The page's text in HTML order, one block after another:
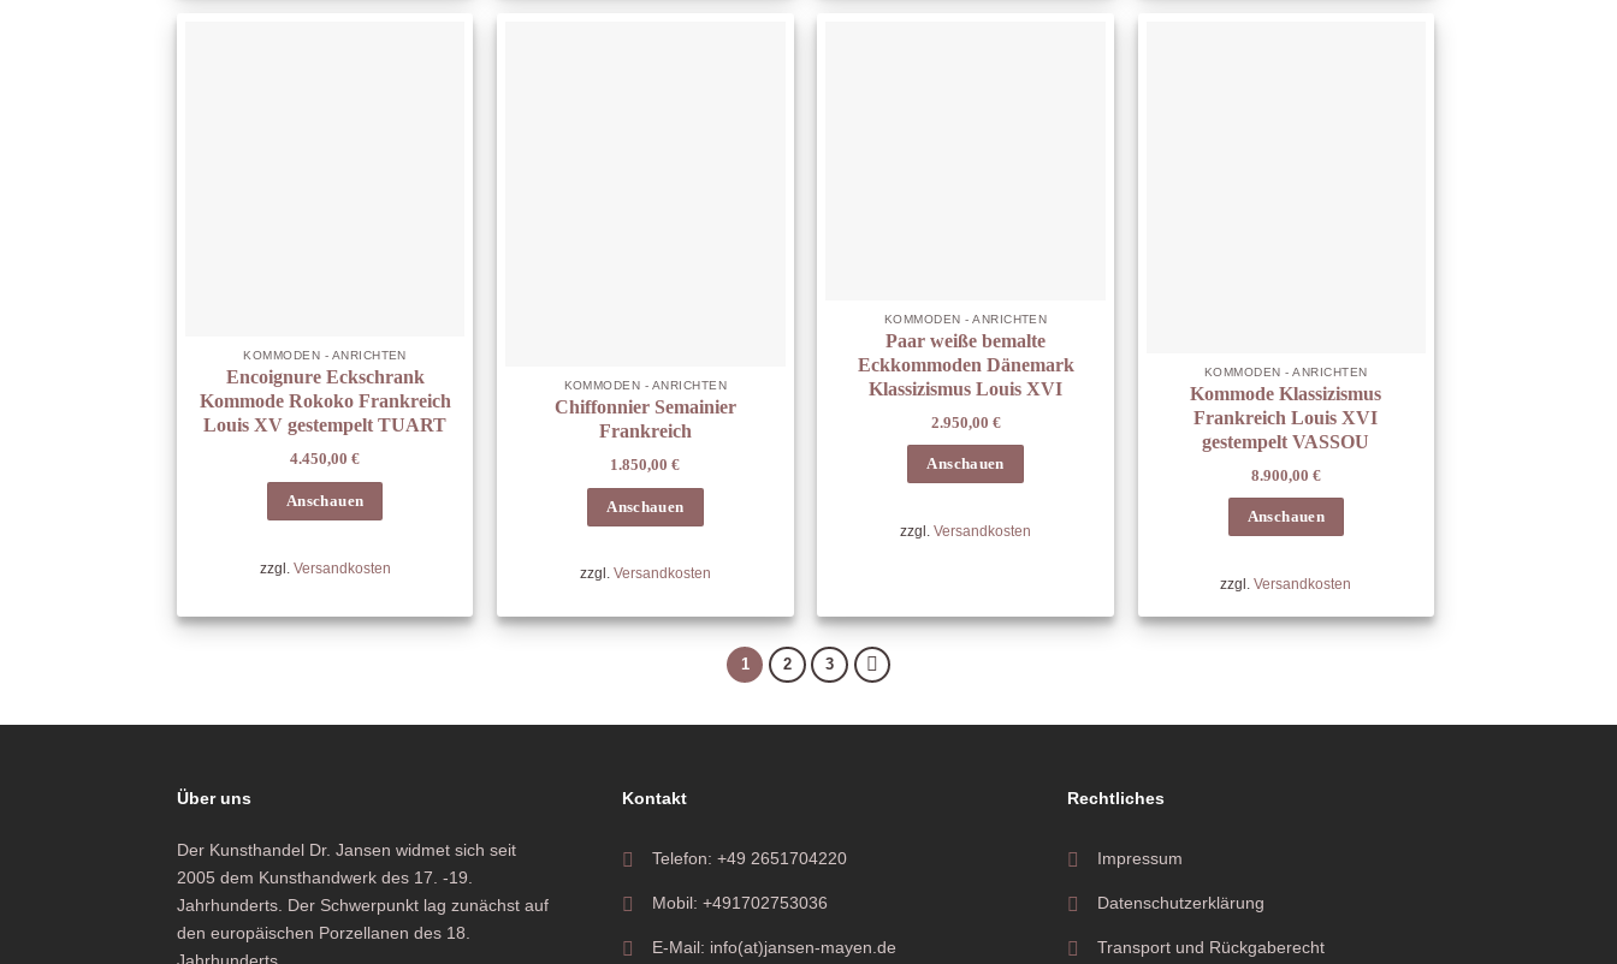
KOMMODEN - ANRICHTEN
Encoignure Eckschrank
Kommode Rokoko Frankreich
Louis XV gestempelt TUART
4.450,00€
Anschauen
zzgl. Versandkosten
KOMMODEN - ANRICHTEN
Chiffonnier Semainier
Frankreich
1.850,00€
Anschauen
zzgl. Versandkosten
KOMMODEN - ANRICHTEN
Paar weiße bemalte
Eckkommoden Dänemark
Klassizismus Louis XVI
2.950,00 €
Anschauen
zzgl.Versandkosten
KOMMODEN - ANRICHTEN
Kommode Klassizismus
Frankreich Louis XVI
gestempelt VASSOU
8.900,00 €
Anschauen
zzgl.Versandkosten
1 2 3
Über uns
Der Kunsthandel Dr. Jansen widmet sich seit
2005 dem Kunsthandwerk des 17. -19.
Jahrhunderts. Der Schwerpunkt lag zunächst auf
den europäischen Porzellanen des 18.
Kontakt
Telefon: +49 2651704220
Mobil: +491702753036
E-Mail: info(at)jansen-mayen.de
Rechtliches
Impressum
Datenschutzerklärung
Transport und Rückgaberecht